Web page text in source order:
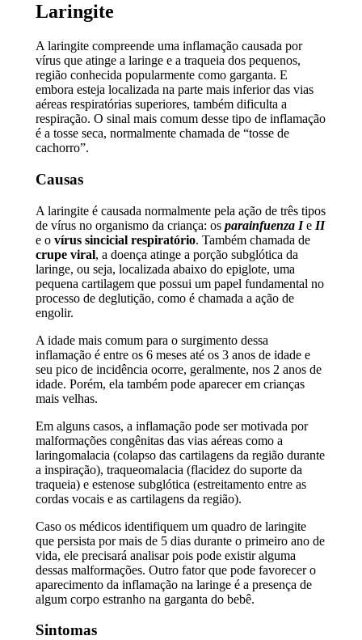
Laringite
A laringite compreende uma inflamação causada por
vírus que atinge a laringe e a traqueia dos pequenos,
região conhecida popularmente como garganta. E
embora esteja localizada na parte mais inferior das vias
aéreas respiratórias superiores, também dificulta a
respiração. O sinal mais comum desse tipo de inflamação
é a tosse seca, normalmente chamada de “tosse de
cachorro”.
Causas
A laringite é causada normalmente pela ação de três tipos
de vírus no organismo da criança: os parainfuenza Ie II
e o vírus sincicial respiratório. Também chamada de
crupe viral, a doença atinge a porção subglótica da
laringe, ou seja, localizada abaixo do epiglote, uma
pequena cartilagem que possui um papel fundamental no
processo de deglutição, como é chamada a ação de
engolir.
A idade mais comum para o surgimento dessa
inflamação é entre os 6 meses até os 3 anos de idade e
seu pico de incidência ocorre, geralmente, nos 2 anos de
idade. Porém, ela também pode aparecer em crianças
mais velhas.
Em alguns casos, a inflamação pode ser motivada por
malformações congênitas das vias aéreas como a
laringomalacia (colapso das cartilagens da região durante
a inspiração), traqueomalacia (flacidez do suporte da
traqueia) e estenose subglótica (estreitamento entre as
cordas vocais e as cartilagens da região).
Caso os médicos identifiquem um quadro de laringite
que persista por mais de 5 dias durante o primeiro ano de
vida, ele precisará analisar pois pode existir alguma
dessas malformações. Outro fator que pode favorecer o
aparecimento da inflamação na laringe é a presença de
algum corpo estranho na garganta do bebê.
Sintomas